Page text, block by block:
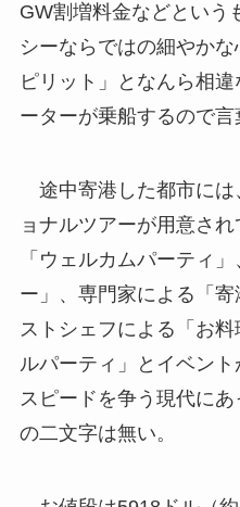
GW割増料金などという
シーならではの細やか
ピリット」となんら相
ーターが乗船するので言
途中寄港した都市には
ョナルツアーが用意さ
「ウェルカムパーティ
ー」、専門家による「
ストシェフによる「お
ルパーティ」とイベン
スピードを争う現代にあ
の二文字は無い。